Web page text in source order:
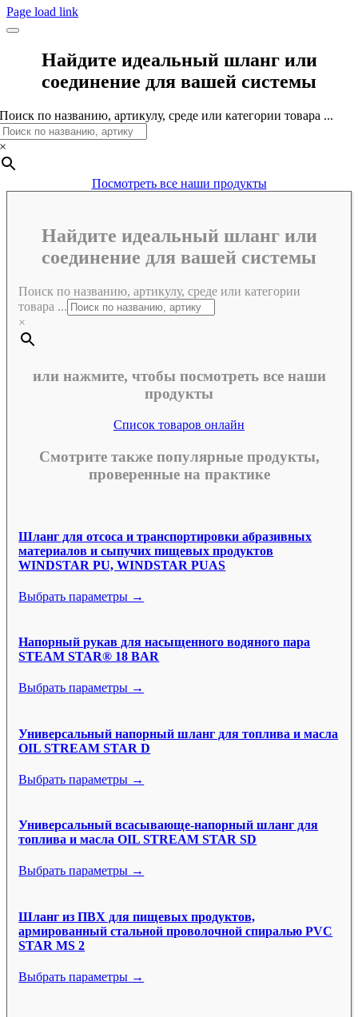
Page load link
Найдите идеальный шланг или
соединение для вашей системы
Поиск по названию, артикулу, среде или категории товара ...
×
Посмотреть все наши продукты
Найдите идеальный шланг или
соединение для вашей системы
Поиск по названию, артикулу, среде или категории
товара ...
×
или нажмите, чтобы посмотреть все наши
продукты
Список товаров онлайн
Смотрите также популярные продукты,
проверенные на практике
Шланг для отсоса и транспортировки абразивных
материалов и сыпучих пищевых продуктов
WINDSTAR PU, WINDSTAR PUAS
Выбрать параметры →
Напорный рукав для насыщенного водяного пара
STEAM STAR® 18 BAR
Выбрать параметры →
Универсальный напорный шланг для топлива и масла
OIL STREAM STAR D
Выбрать параметры →
Универсальный всасывающе-напорный шланг для
топлива и масла OIL STREAM STAR SD
Выбрать параметры →
Шланг из ПВХ для пищевых продуктов,
армированный стальной проволочной спиралью PVC
STAR MS 2
Выбрать параметры →